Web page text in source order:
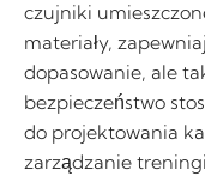
czujniki
materiały,
dopasowanie, ale
bezpieczeństwo
do projektowania
zarządzanie